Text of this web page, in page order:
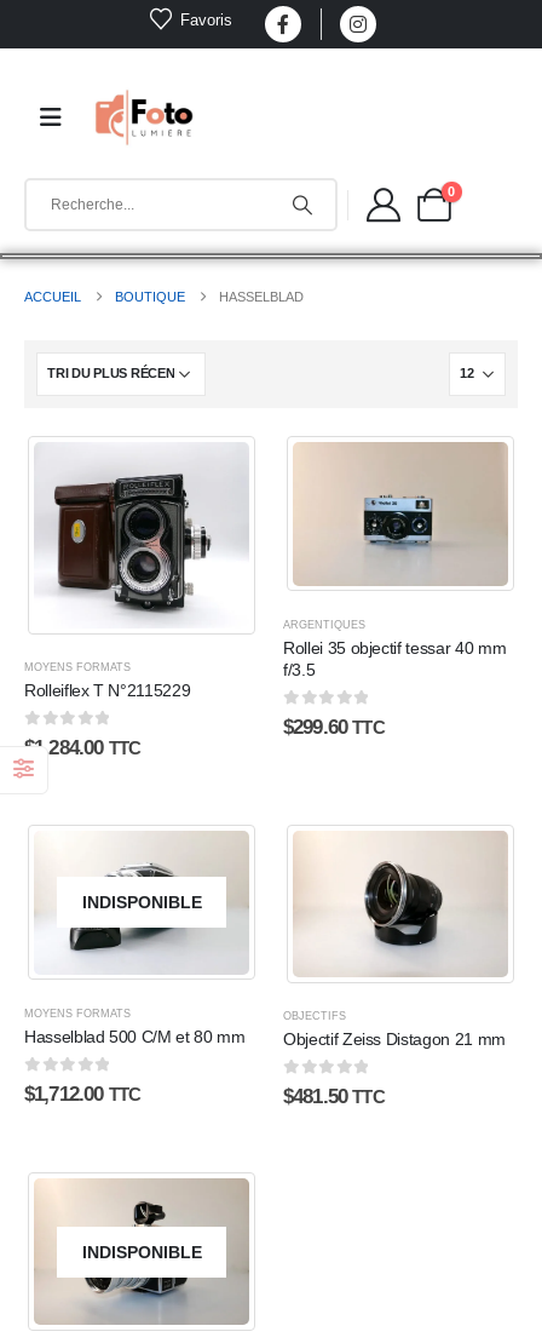
Favoris
0
ACCUEIL BOUTIQUE HASSELBLAD
MOYENS FORMATS
Rolleiflex T N°2115229
0sur 5
$1,284.00 TTC
ARGENTIQUES
Rollei 35 objectif tessar 40 mm
f/3.5
0sur 5
$299.60 TTC
INDISPONIBLE
MOYENS FORMATS
Hasselblad 500 C/M et 80 mm
0sur 5
$1,712.00 TTC
OBJECTIFS
Objectif Zeiss Distagon 21 mm
0sur 5
$481.50 TTC
INDISPONIBLE